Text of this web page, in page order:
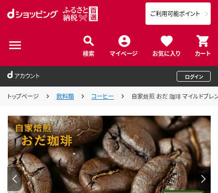
検索 マイページ お気に入り カート
ご利用可能ポイント
アカウント ログイン
トップページ 飲料類 コーヒー 自家焙煎 おだ 珈琲 マイルドブレ